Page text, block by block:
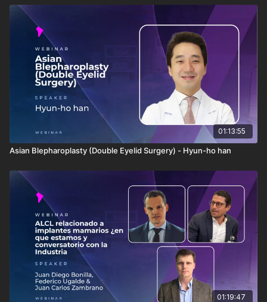
01:13:55
Asian Blepharoplasty (Double Eyelid Surgery) - Hyun-ho han
01:19:47